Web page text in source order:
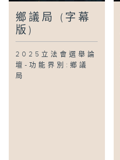
鄉議局 (字幕
版)
2025立法會選舉論
壇-功能界別:鄉議
局